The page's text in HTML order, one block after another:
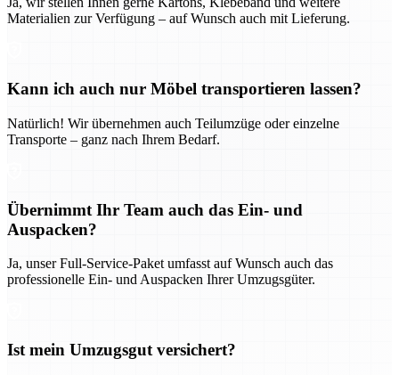
Materialien zur Verfügung – auf Wunsch auch mit Lieferung.
Kann ich auch nur Möbel transportieren lassen?
Natürlich! Wir übernehmen auch Teilumzüge oder einzelne
Transporte – ganz nach Ihrem Bedarf.
Übernimmt Ihr Team auch das Ein- und
Auspacken?
Ja, unser Full-Service-Paket umfasst auf Wunsch auch das
professionelle Ein- und Auspacken Ihrer Umzugsgüter.
Ist mein Umzugsgut versichert?